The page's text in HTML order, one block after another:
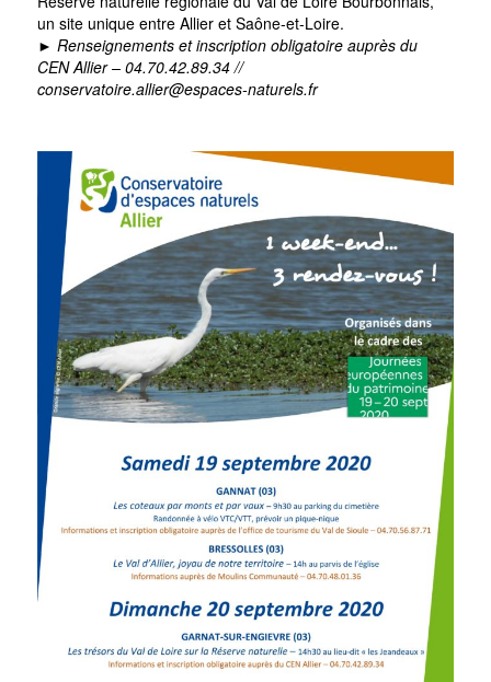
un site unique entre Allier et Saône-et-Loire.
► Renseignements et inscription obligatoire auprès du
CEN Allier – 04.70.42.89.34 //
conservatoire.allier@espaces-naturels.fr